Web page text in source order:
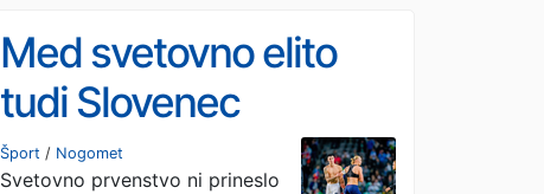
Med svetovno elito
tudi Slovenec
Šport / Nogomet
Svetovno prvenstvo ni prineslo